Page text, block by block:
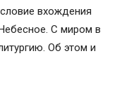
вхождения
С миром в
Об этом и